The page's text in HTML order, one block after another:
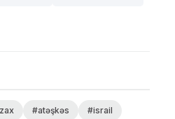
#atəşkəs #israil